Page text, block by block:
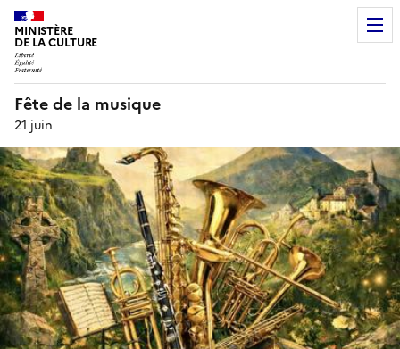
MINISTÈRE
DE LA CULTURE
Fête de la musique
21 juin